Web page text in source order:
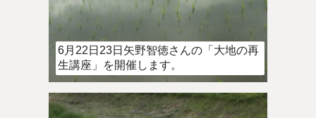
6月22日23日矢野智徳さんの「大地の再
生講座」を開催します。